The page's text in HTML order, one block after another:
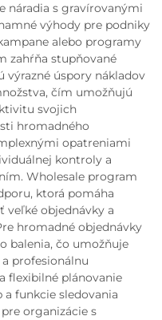
náradia s gravírovanými
výhody pre podniky
alebo programy
zahŕňa stupňované
úspory nákladov
čím umožňujú
svojich
hromadného
opatreniami
kontroly a
Wholesale program
ktorá pomáha
veľké objednávky a
hromadné objednávky
balenia, čo umožňuje
profesionálnu
flexibilné plánovanie
a funkcie sledovania
organizácie s